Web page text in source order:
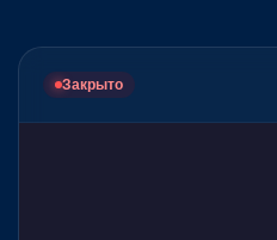
Закрыто